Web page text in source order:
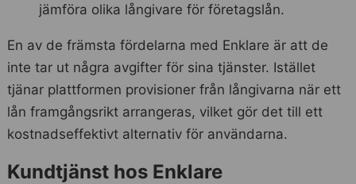
jämföra olika långivare för företagslån.
En av de främsta fördelarna med Enklare är att de
inte tar ut några avgifter för sina tjänster. Istället
tjänar plattformen provisioner från långivarna när ett
lån framgångsrikt arrangeras, vilket gör det till ett
kostnadseffektivt alternativ för användarna.
Kundtjänst hos Enklare